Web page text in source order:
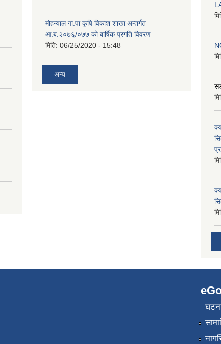
मोहन्याल गा.पा कृषि विकाश शाखा अन्तर्गत
आ.ब.२०७६/०७७ को बार्षिक प्रगति विवरण
मिति: 06/25/2020 - 15:48
अन्य